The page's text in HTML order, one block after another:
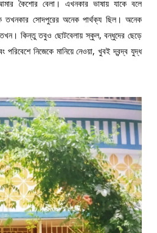
কৈশোর বেলা। এখনকার ভাষায় যাকে বলে
তখনকার সোদপুরের অনেক পার্থক্য ছিল। অনেক
কিন্তু তবুও ছোটবেলায় স্কুল, বন্ধুদের ছেড়ে
নিজেকে মানিয়ে নেওয়া, খুবই দ্বন্দ্ব যুদ্ধ